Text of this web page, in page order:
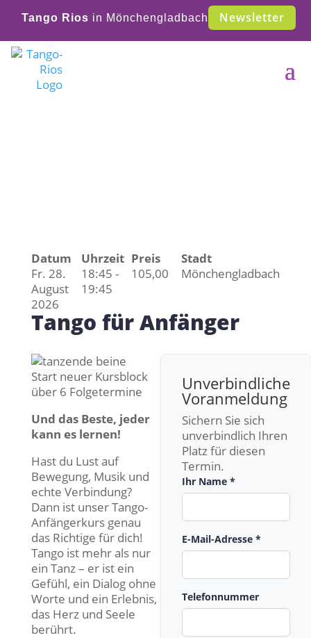
Tango Rios in Mönchengladbach Newsletter
Datum
Fr. 28.
August
2026
Uhrzeit
18:45 -
19:45
Preis
105,00
Stadt
Mönchengladbach
Tango für Anfänger
Start neuer Kursblock
über 6 Folgetermine
Und das Beste, jeder
kann es lernen!
Hast du Lust auf
Bewegung, Musik und
echte Verbindung?
Dann ist unser Tango-
Anfängerkurs genau
das Richtige für dich!
Tango ist mehr als nur
ein Tanz – er ist ein
Gefühl, ein Dialog ohne
Worte und ein Erlebnis,
das Herz und Seele
berührt.
Unverbindliche
Voranmeldung
Sichern Sie sich
unverbindlich Ihren
Platz für diesen
Termin.
Ihr Name *
E-Mail-Adresse *
Telefonnummer